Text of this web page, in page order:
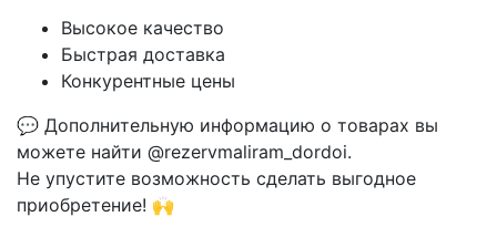
Высокое качество
Быстрая доставка
Конкурентные цены
💬 Дополнительную информацию о товарах вы
можете найти @rezervmaliram_dordoi.
Не упустите возможность сделать выгодное
приобретение! 🙌